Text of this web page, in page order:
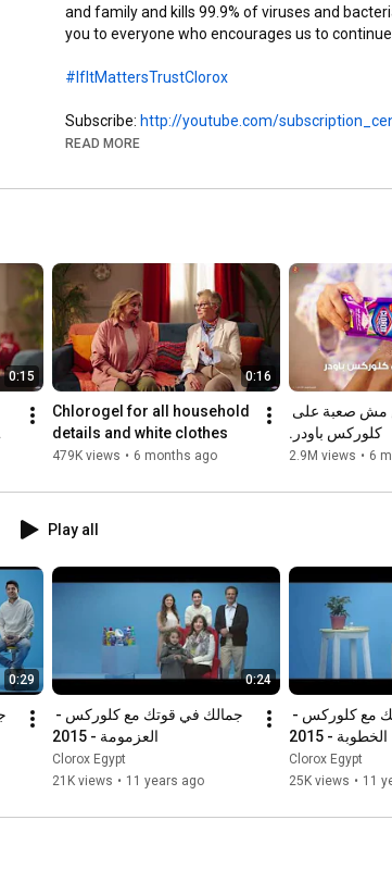
and family and kills 99.9% of viruses and
you to everyone who encourages us to continue.
#IfItMattersTrustClorox
Subscribe: http://youtube.com/
Facebook: https://www.facebook.com/
READ MORE
0:15 0:16
Chlorogel for all household
details and white clothes
479K views • 6 months ago
كلوركس باودر.
2.9M views • 6
Play all
0:29 0:24
العزمومة - 2015
Clorox Egypt
21K views • 11 years ago
الخطوبة - 2015
Clorox Egypt
25K views • 11